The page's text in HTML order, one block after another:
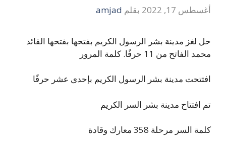
أغسطس 17, 2022 بقلم amjad
حل لغز مدينة بشر الرسول الكريم بفتحها بفتحها القائد
محمد الفاتح من 11 حرفًا. كلمة المرور
افتتحت مدينة بشر الرسول الكريم بإحدى عشر حرفًا
تم افتتاح مدينة بشر السر الكريم
كلمة السر مرحلة 358 معارك وقادة